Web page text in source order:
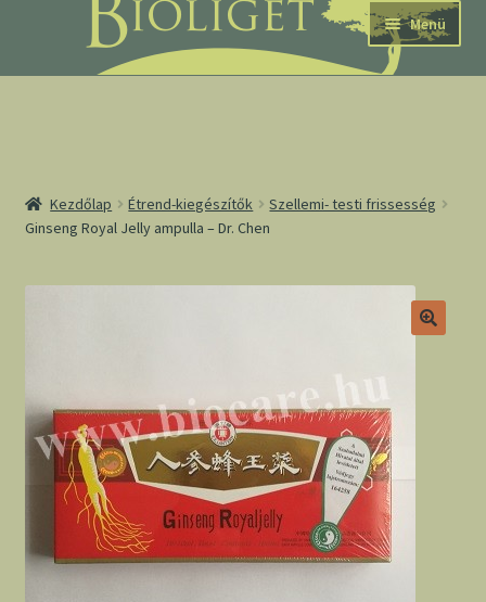
navigációhoz
tartalomba
Menü
Kezdőlap Étrend-kiegészítők
Szellemi- testi frissesség
Ginseng Royal Jelly ampulla – Dr. Chen